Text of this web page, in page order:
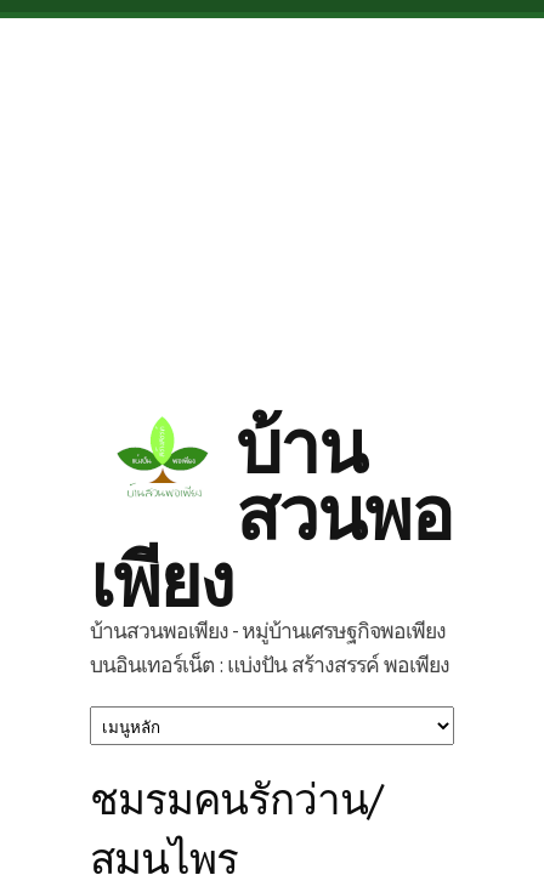
Skip to main content
บ้าน
สวนพอ
เพียง
บ้านสวนพอเพียง - หมู่บ้านเศรษฐกิจพอเพียง
บนอินเทอร์เน็ต : แบ่งปัน สร้างสรรค์ พอเพียง
ชมรมคนรักว่าน/
สมุนไพร